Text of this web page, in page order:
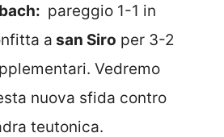
pareggio 1-1 in
a san Siro per 3-2
Vedremo
nuova sfida contro
teutonica.